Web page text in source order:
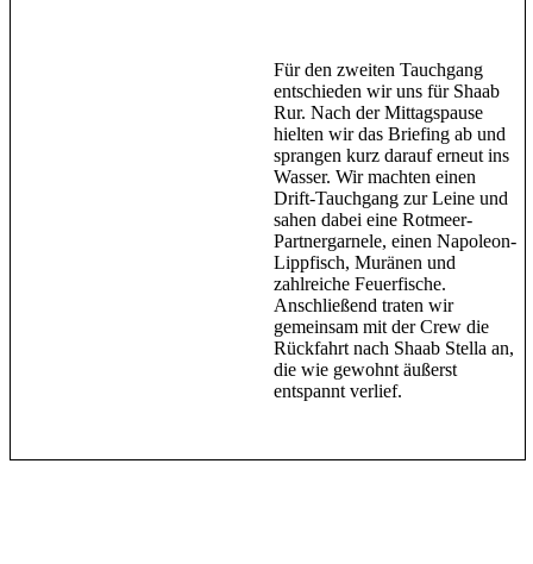
Für den zweiten Tauchgang
entschieden wir uns für Shaab
Rur. Nach der Mittagspause
hielten wir das Briefing ab und
sprangen kurz darauf erneut ins
Wasser. Wir machten einen
Drift-Tauchgang zur Leine und
sahen dabei eine Rotmeer-
Partnergarnele, einen Napoleon-
Lippfisch, Muränen und
zahlreiche Feuerfische.
Anschließend traten wir
gemeinsam mit der Crew die
Rückfahrt nach Shaab Stella an,
die wie gewohnt äußerst
entspannt verlief.